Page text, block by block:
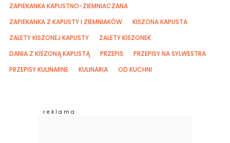
ZAPIEKANKA KAPUSTNO-ZIEMNIACZANA
ZAPIEKANKA Z KAPUSTY I ZIEMNIAKÓW
KISZONA KAPUSTA
ZALETY KISZONEJ KAPUSTY
ZALETY KISZONEK
DANIA Z KISZONĄ KAPUSTĄ
PRZEPIS
PRZEPISY NA SYLWESTRA
PRZEPISY KULINARNE
KULINARIA OD KUCHNI